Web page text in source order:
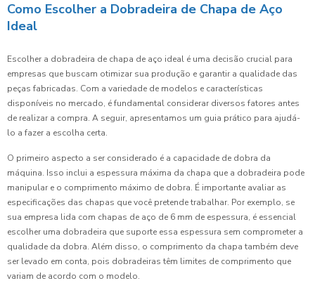
Como Escolher a Dobradeira de Chapa de Aço
Ideal
Escolher a dobradeira de chapa de aço ideal é uma decisão crucial para
empresas que buscam otimizar sua produção e garantir a qualidade das
peças fabricadas. Com a variedade de modelos e características
disponíveis no mercado, é fundamental considerar diversos fatores antes
de realizar a compra. A seguir, apresentamos um guia prático para ajudá-
lo a fazer a escolha certa.
O primeiro aspecto a ser considerado é a capacidade de dobra da
máquina. Isso inclui a espessura máxima da chapa que a dobradeira pode
manipular e o comprimento máximo de dobra. É importante avaliar as
especificações das chapas que você pretende trabalhar. Por exemplo, se
sua empresa lida com chapas de aço de 6 mm de espessura, é essencial
escolher uma dobradeira que suporte essa espessura sem comprometer a
qualidade da dobra. Além disso, o comprimento da chapa também deve
ser levado em conta, pois dobradeiras têm limites de comprimento que
variam de acordo com o modelo.